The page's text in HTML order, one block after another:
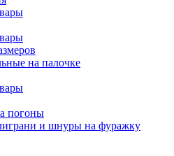
на палочке
погоны
и шнуры на фуражку